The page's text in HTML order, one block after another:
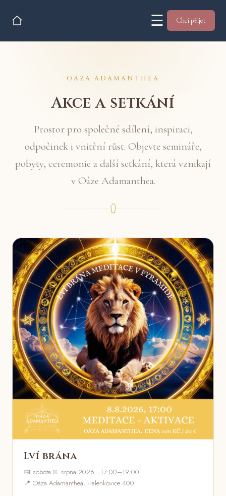
☰ Chci přijet
OÁZA ADAMANTHEA
Akce a setkání
Prostor pro společné sdílení, inspiraci,
odpočinek i vnitřní růst. Objevte semináře,
pobyty, ceremonie a další setkání, která vznikají
v Oáze Adamanthea.
Lví brána
📅 sobota 8. srpna 2026 · 17:00–19:00
📍 Oáza Adamanthea, Halenkovice 400